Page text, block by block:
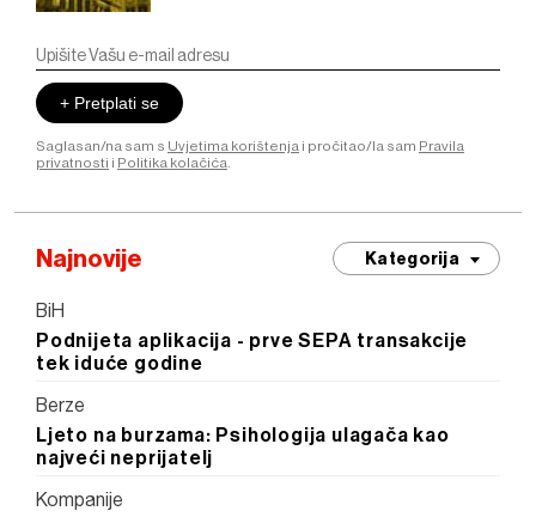
+ Pretplati se
Saglasan/na sam s Uvjetima korištenja i pročitao/la sam Pravila
privatnosti i Politika kolačića.
Najnovije Kategorija
BiH
Podnijeta aplikacija - prve SEPA transakcije
tek iduće godine
Berze
Ljeto na burzama: Psihologija ulagača kao
najveći neprijatelj
Kompanije